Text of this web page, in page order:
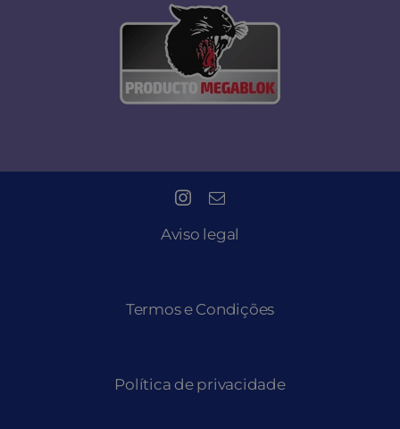
Aviso legal
Termos e Condições
Política de privacidade